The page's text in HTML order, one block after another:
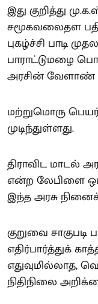
இது குறித்து
சமூகவலைதள
புகழ்ச்சி பாடி
பாராட்டுமழை
அரசின் வேளாண்
மற்றுமொரு
முடிந்துள்ளது.
திராவிட மாடல்
என்ற லேபிளை
இந்த அரசு
குறுவை
எதிர்பார்த்துக்
எதுவுமில்லாத,
நிதிநிலை